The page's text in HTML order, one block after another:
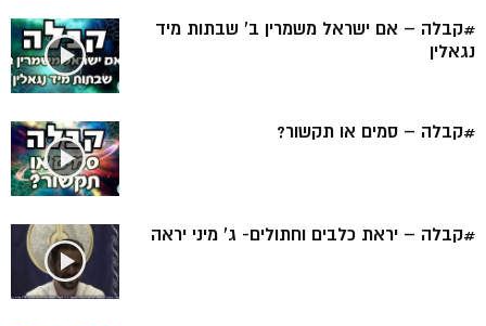
#קבלה – אם ישראל משמרין ב’ שבתות מיד
נגאלין
#קבלה – סמים או תקשור?
#קבלה – יראת כלבים וחתולים- ג’ מיני יראה